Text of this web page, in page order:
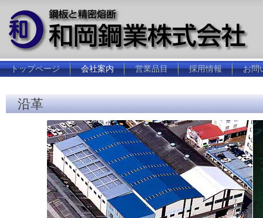
トップページ 会社案内 営業品目 採用情報 お問
沿革